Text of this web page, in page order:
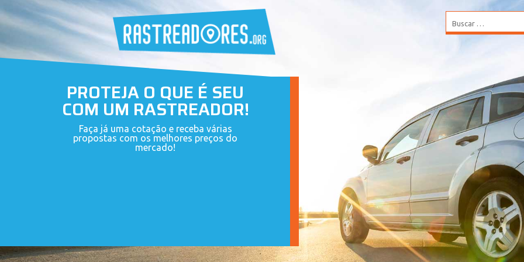
PROTEJA O QUE É SEU
COM UM RASTREADOR!
Faça já uma cotação e receba várias
propostas com os melhores preços do
mercado!